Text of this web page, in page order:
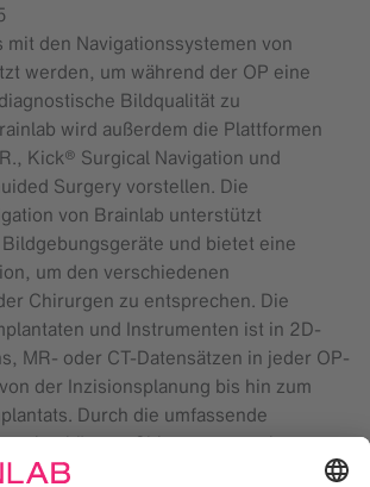
mit den Navigationssystemen von
werden, um während der OP eine
Bildqualität zu
wird außerdem die Plattformen
Kick® Surgical Navigation und
Surgery vorstellen. Die
von Brainlab unterstützt
und bietet eine
um den verschiedenen
Chirurgen zu entsprechen. Die
und Instrumenten ist in 2D-
MR- oder CT-Datensätzen in jeder OP-
der Inzisionsplanung bis hin zum
Durch die umfassende
können Chirurgen aus einer
wählen, die sich am besten für